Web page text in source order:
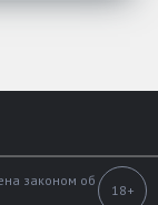
законом об
18+